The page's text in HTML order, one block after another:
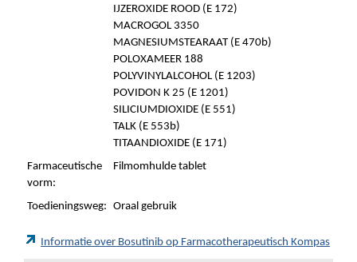
IJZEROXIDE ROOD (E 172)
MACROGOL 3350
MAGNESIUMSTEARAAT (E 470b)
POLOXAMEER 188
POLYVINYLALCOHOL (E 1203)
POVIDON K 25 (E 1201)
SILICIUMDIOXIDE (E 551)
TALK (E 553b)
TITAANDIOXIDE (E 171)
Farmaceutische
vorm:
Filmomhulde tablet
Toedieningsweg: Oraal gebruik
Informatie over Bosutinib op Farmacotherapeutisch Kompas